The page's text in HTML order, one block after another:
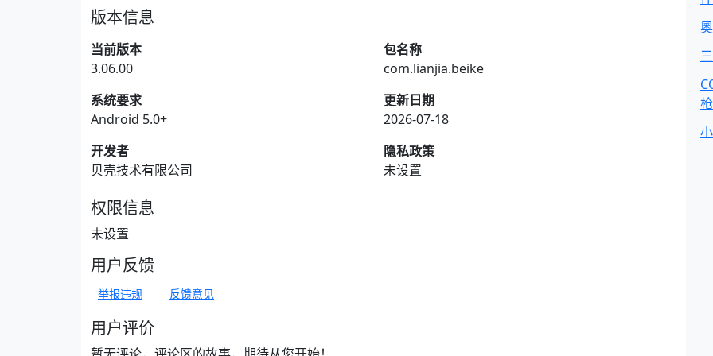
版本信息
当前版本
3.06.00
包名称
com.lianjia.beike
系统要求
Android 5.0+
更新日期
2026-07-18
开发者
贝壳技术有限公司
隐私政策
未设置
权限信息
未设置
用户反馈
举报违规 反馈意见
用户评价